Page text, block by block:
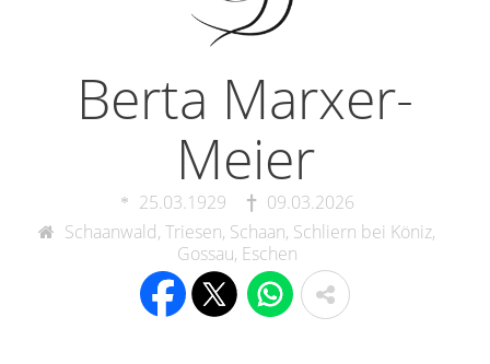
Berta Marxer-
Meier
25.03.1929
09.03.2026
Schaanwald, Triesen, Schaan, Schliern bei Köniz,
Gossau, Eschen